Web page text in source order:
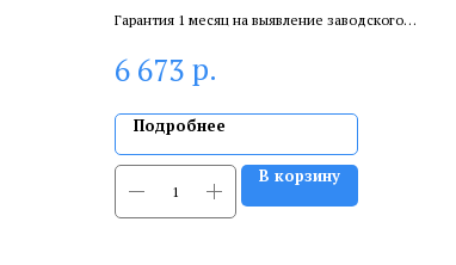
Гарантия 1 месяц на выявление заводского
сертифицированный специалист.
6 673 р.
Подробнее
В корзину